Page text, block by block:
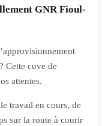
GNR Fioul-
Cette cuve de
attentes.
travail en cours, de
sur la route à courir